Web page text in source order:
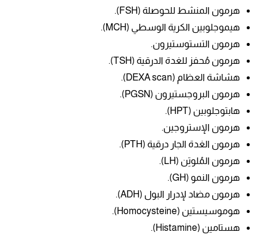
هرمون المنشط للحوصلة (FSH).
هيموجلوبين الكرية الوسطي (MCH).
هرمون التستوستيرون.
هرمون مُحفز للغدة الدرقية (TSH).
هشاشة العظام (DEXA scan).
هرمون البروجستيرون (PGSN).
هابتوجلوبين (HPT).
هرمون الإستروجين.
هرمون الغدة الجار درقية (PTH).
هرمون المُلوتِن (LH).
هرمون النمو (GH).
هرمون مضاد لإدرار البول (ADH).
هوموسيستين (Homocysteine).
هستامين (Histamine).